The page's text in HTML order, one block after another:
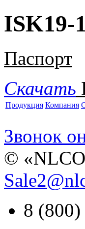
ISK19-
Паспорт
Скачать
Продукция Компания
Звонок
©
Sale2@
8